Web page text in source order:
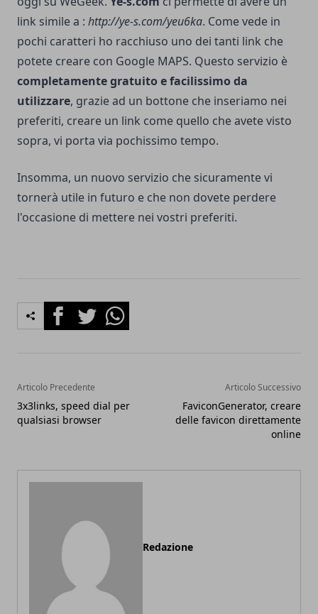
link simile a : http://ye-s.com/yeu6ka. Come vede in
pochi caratteri ho racchiuso uno dei tanti link che
potete creare con Google MAPS. Questo servizio è
completamente gratuito e facilissimo da
utilizzare, grazie ad un bottone che inseriamo nei
preferiti, creare un link come quello che avete visto
sopra, vi porta via pochissimo tempo.
Insomma, un nuovo servizio che sicuramente vi
tornerà utile in futuro e che non dovete perdere
l'occasione di mettere nei vostri preferiti.
FacebookTwitterWhatsapp
Articolo Precedente
3x3links, speed dial per
qualsiasi browser
Articolo Successivo
FaviconGenerator, creare
delle favicon direttamente
online
Redazione